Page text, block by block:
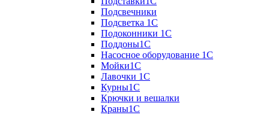
Подсвечники
Подсветка 1С
Подоконники 1С
Поддоны1С
Насосное оборудование 1С
Мойки1С
Лавочки 1С
Курны1С
Крючки и вешалки
Краны1С